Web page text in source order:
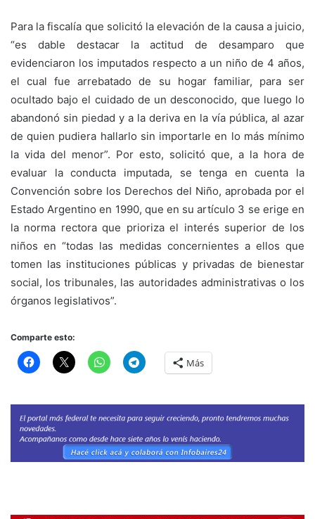
Para la fiscalía que solicitó la elevación de la causa a juicio,
“es dable destacar la actitud de desamparo que
evidenciaron los imputados respecto a un niño de 4 años,
el cual fue arrebatado de su hogar familiar, para ser
ocultado bajo el cuidado de un desconocido, que luego lo
abandonó sin piedad y a la deriva en la vía pública, al azar
de quien pudiera hallarlo sin importarle en lo más mínimo
la vida del menor”. Por esto, solicitó que, a la hora de
evaluar la conducta imputada, se tenga en cuenta la
Convención sobre los Derechos del Niño, aprobada por el
Estado Argentino en 1990, que en su artículo 3 se erige en
la norma rectora que prioriza el interés superior de los
niños en “todas las medidas concernientes a ellos que
tomen las instituciones públicas y privadas de bienestar
social, los tribunales, las autoridades administrativas o los
órganos legislativos”.
Comparte esto:
Más